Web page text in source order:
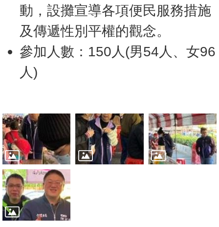
動，設攤宣導各項便民服務措施
及傳遞性別平權的觀念。
參加人數：150人(男54人、女96
人)